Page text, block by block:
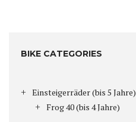
BIKE CATEGORIES
Einsteigerräder (bis 5 Jahre)
Frog 40 (bis 4 Jahre)